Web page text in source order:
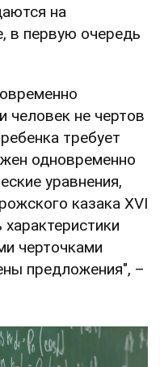
на
в первую очередь
человек не чертов
требует
одновременно
уравнения,
казака XVI
черточками
предложения", –